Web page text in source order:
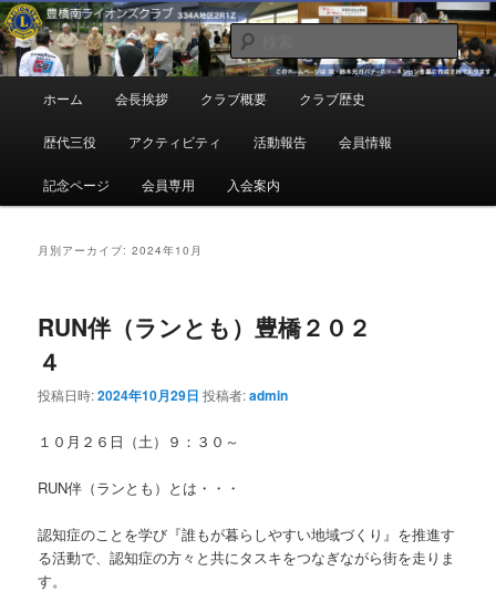
メ
イ
ン
コ
サ
ブ
コ
ン
豊橋南ライオンズクラブ
地域奉仕ボランティア
検
索
ュ
ホーム 会長挨拶 クラブ概要 クラブ歴史
歴代三役 アクティビティ 活動報告 会員情報
記念ページ 会員専用 入会案内
月別アーカイブ:2024年10月
RUN伴（ランとも）豊橋２０２
４
投稿日時:2024年10月29日 投稿者:admin
１０月２６日（土）９：３０～
RUN伴（ランとも）とは・・・
認知症のことを学び『誰もが暮らしやすい地域づくり』を推進す
る活動で、認知症の方々と共にタスキをつなぎながら街を走りま
す。